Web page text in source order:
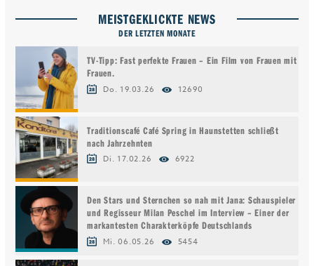
MEISTGEKLICKTE NEWS
DER LETZTEN MONATE
TV-Tipp: Fast perfekte Frauen – Ein Film von Frauen mit
Frauen.
Do. 19.03.26 12690
Traditionscafé Café Spring in Haunstetten schließt
nach Jahrzehnten
Di. 17.02.26 6922
Den Stars und Sternchen so nah mit Jana: Schauspieler
und Regisseur Milan Peschel im Interview – Einer der
markantesten Charakterköpfe Deutschlands
Mi. 06.05.26 5454